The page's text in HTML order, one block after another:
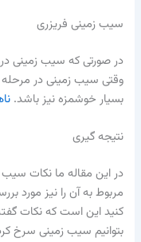
سیب زمینی فریزری
در صورتی که سیب زمینی
وقتی سیب زمینی در مرحله
بسیار خوشمزه نیز باشد.
نتیجه گیری
در این مقاله ما نکات
مربوط به آن را نیز مورد
کنید این است که نکات
بتوانیم سیب زمینی سرخ